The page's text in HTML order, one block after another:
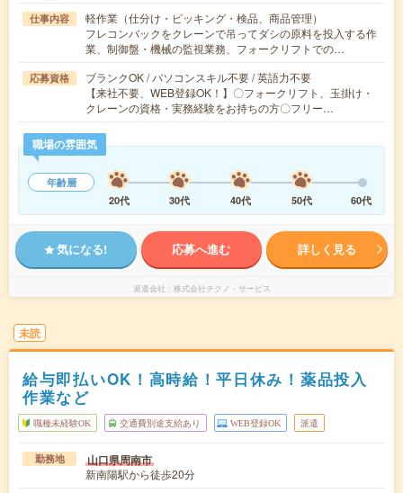
仕事内容
軽作業（仕分け・ピッキング・検品、商品管理）
フレコンバックをクレーンで吊ってダシの原料を投入する作
業、制御盤・機械の監視業務、フォークリフトでの…
応募資格
ブランクOK / パソコンスキル不要 / 英語力不要
【来社不要、WEB登録OK！】〇フォークリフト、玉掛け・
クレーンの資格・実務経験をお持ちの方〇フリー…
職場の雰囲気
年齢層
20代
30代 40代 50代 60代
気になる! 応募へ進む 詳しく見る
派遣会社 株式会社テクノ・サービス
未読
給与即払いOK！高時給！平日休み！薬品投入
作業など
職種未経験OK 交通費別途支給あり WEB登録OK 派遣
勤務地 山口県周南市
新南陽駅から徒歩20分